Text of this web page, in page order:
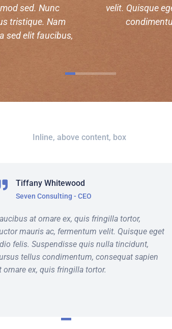
sed. Nunc
tristique. Nam
sed elit faucibus,
velit. Quisque
Inline, above content, box
Tiffany Whitewood
Seven Consulting - CEO
at ornare ex, quis fringilla tortor,
mauris ac, fermentum velit. Quisque eget
felis. Suspendisse quis nulla tincidunt,
tellus condimentum, consequat sapien
ornare ex, quis fringilla tortor.